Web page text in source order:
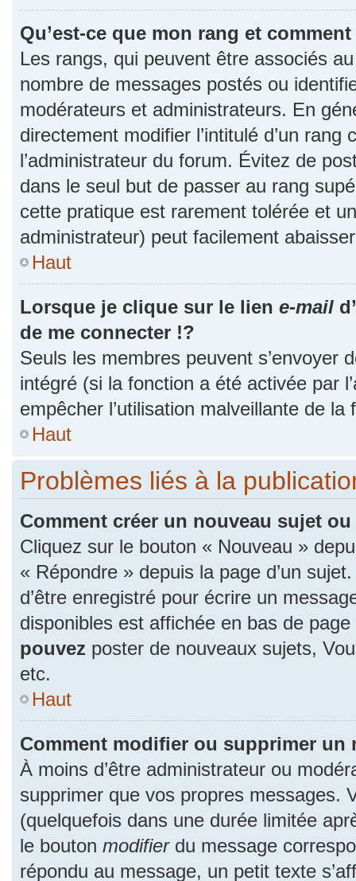
Qu’est-ce que mon rang et
Les rangs, qui peuvent être associés
nombre de messages postés ou
modérateurs et administrateurs. En
directement modifier l’intitulé d’un
l’administrateur du forum. Évitez de
dans le seul but de passer au rang
cette pratique est rarement tolérée et
administrateur) peut facilement
Haut
Lorsque je clique sur le lien e-mail
de me connecter !?
Seuls les membres peuvent s’envoyer
intégré (si la fonction a été activée par
empêcher l’utilisation malveillante de
Haut
Problèmes liés à la
Comment créer un nouveau sujet
Cliquez sur le bouton « Nouveau »
« Répondre » depuis la page d’un
d’être enregistré pour écrire un
disponibles est affichée en bas de
pouvez poster de nouveaux sujets,
etc.
Haut
Comment modifier ou supprimer un
À moins d’être administrateur ou
supprimer que vos propres messages.
(quelquefois dans une durée limitée
le bouton modifierdu message
répondu au message, un petit texte